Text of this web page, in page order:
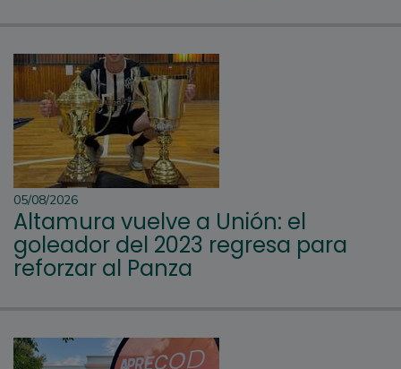
05/08/2026
Altamura vuelve a Unión: el
goleador del 2023 regresa para
reforzar al Panza